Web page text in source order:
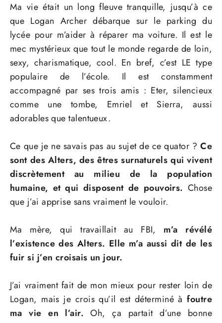
Ma vie était un long fleuve tranquille, jusqu’à ce
que Logan Archer débarque sur le parking du
lycée pour m’aider à réparer ma voiture. Il est le
mec mystérieux que tout le monde regarde de loin,
sexy, charismatique, cool. En bref, c’est LE type
populaire de l’école. Il est constamment
accompagné par ses trois amis : Eter, silencieux
comme une tombe, Emriel et Sierra, aussi
adorables que talentueux.
Ce que je ne savais pas au sujet de ce quator ?Ce
sont des Alters, des êtres surnaturels qui vivent
discrètement au milieu de la population
humaine, et qui disposent de pouvoirs. Chose
que j’ai apprise sans vraiment le vouloir.
Ma mère, qui travaillait au FBI, m’a révélé
l’existence des Alters. Elle m’a aussi dit de les
fuir si j’en croisais un jour.
J’ai vraiment fait de mon mieux pour rester loin de
Logan, mais je crois qu’il est déterminé àfoutre
ma vie en l’air. Oh, ça partait d’une bonne